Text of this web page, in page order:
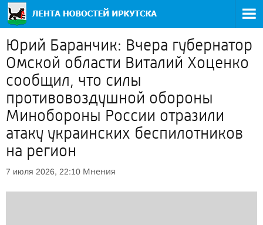
Юрий Баранчик: Вчера губернатор
Омской области Виталий Хоценко
сообщил, что силы
противовоздушной обороны
Минобороны России отразили
атаку украинских беспилотников
на регион
7 июля 2026, 22:10 Мнения